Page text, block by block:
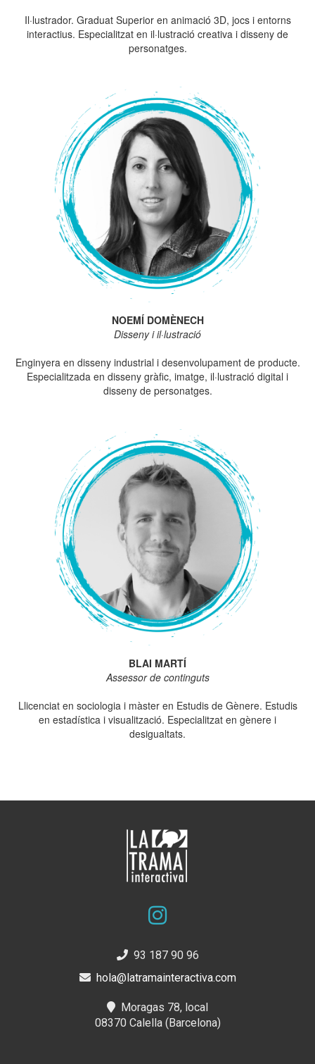
Il·lustrador. Graduat Superior en animació 3D, jocs i entorns
interactius. Especialitzat en il·lustració creativa i disseny de
personatges.
NOEMÍ DOMÈNECH
Disseny i il·lustració
Enginyera en disseny industrial i desenvolupament de producte.
Especialitzada en disseny gràfic, imatge, il·lustració digital i
disseny de personatges.
BLAI MARTÍ
Assessor de continguts
Llicenciat en sociologia i màster en Estudis de Gènere. Estudis
en estadística i visualització. Especialitzat en gènere i
desigualtats.
93 187 90 96
hola@latramainteractiva.com
Moragas 78, local
08370 Calella (Barcelona)